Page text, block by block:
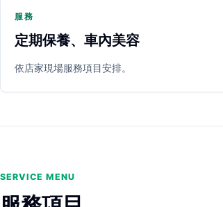
服務
定期保養、車內美容
依店家現場服務項目安排。
SERVICE MENU